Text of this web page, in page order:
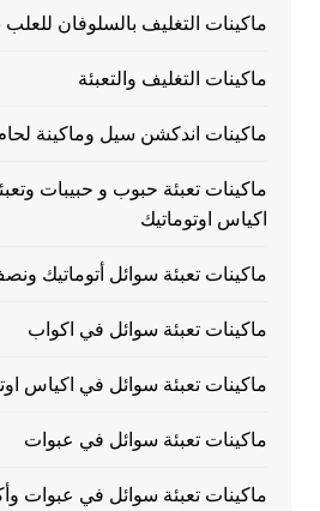
ماكينات التغليف بالسلوفان للعلب 3 دي
ماكينات التغليف والتعبئة
ماكينات اندكشن سيل وماكينة
ماكينات تعبئة حبوب و حبيبات
اكياس اوتوماتيك
ماكينات تعبئة سوائل أتوماتيك
ماكينات تعبئة سوائل في اكواب
ماكينات تعبئة سوائل في اكياس
ماكينات تعبئة سوائل في عبوات
ماكينات تعبئة سوائل في عبوات